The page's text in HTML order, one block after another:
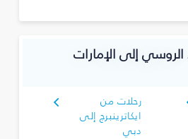
الروسي إلى الإمارات
رحلات من
ايكاترينبرج إلى
دبي